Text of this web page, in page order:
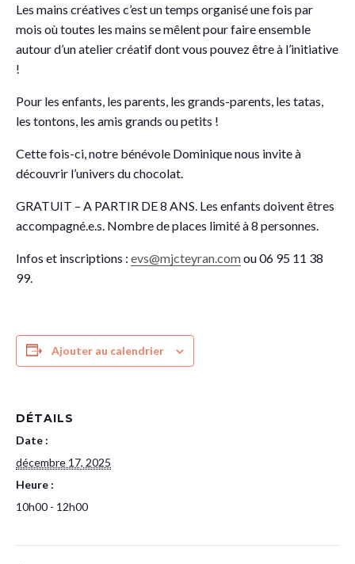
Les mains créatives c’est un temps organiséune fois par
mois où toutes les mains se mêlent pour faire ensemble
autour d’un atelier créatif dont vous pouvez être à l’initiative
!
Pour les enfants, les parents, les grands-parents, les tatas,
les tontons, les amis grands ou petits !
Cette fois-ci, notre bénévole Dominique nous invite à
découvrir l’univers du chocolat.
GRATUIT – A PARTIR DE 8 ANS. Les enfants doivent êtres
accompagné.e.s. Nombre de places limité à 8 personnes.
Infos et inscriptions : evs@mjcteyran.comou 06 95 11 38
99.
Ajouter au calendrier
DÉTAILS
Date :
décembre 17, 2025
Heure :
10h00 - 12h00